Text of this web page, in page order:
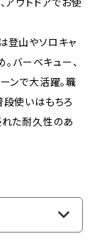
アウトドアでお使
登山やソロキャ
。バーベキュー、
ンで大活躍。職
段使いはもちろ
れた耐久性のあ